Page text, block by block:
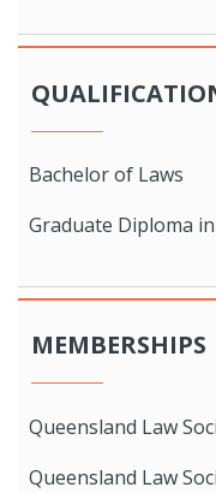
Bachelor of Laws
Graduate Diploma
MEMBERSHIPS
Queensland Law
Queensland Law